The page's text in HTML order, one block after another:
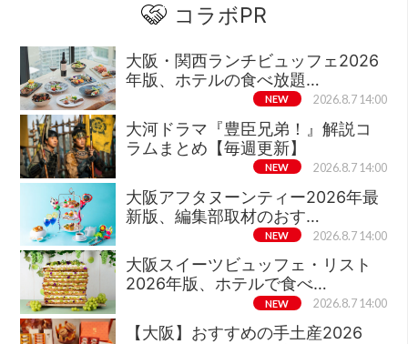
コラボPR
大阪・関西ランチビュッフェ2026
年版、ホテルの食べ放題…
NEW 2026.8.7 14:00
大河ドラマ『豊臣兄弟！』解説コ
ラムまとめ【毎週更新】
NEW 2026.8.7 14:00
大阪アフタヌーンティー2026年最
新版、編集部取材のおす…
NEW 2026.8.7 14:00
大阪スイーツビュッフェ・リスト
2026年版、ホテルで食べ…
NEW 2026.8.7 14:00
【大阪】おすすめの手土産2026